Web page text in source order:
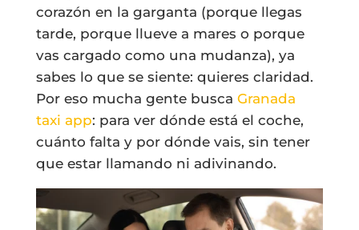
corazón en la garganta (porque llegas
tarde, porque llueve a mares o porque
vas cargado como una mudanza), ya
sabes lo que se siente: quieres claridad.
Por eso mucha gente busca Granada
taxi app: para ver dónde está el coche,
cuánto falta y por dónde vais, sin tener
que estar llamando ni adivinando.